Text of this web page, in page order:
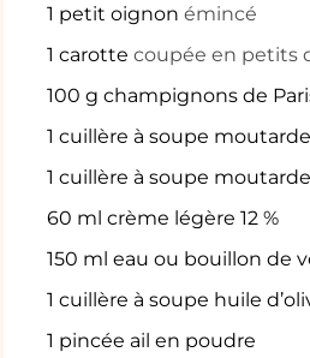
1 petit oignon émincé
1 carotte coupée en petits
100 g champignons de
1 cuillère à soupe
1 cuillère à soupe moutarde
60 ml crème légère 12 %
150 ml eau ou bouillon de
1 cuillère à soupe huile
1 pincée ail en poudre